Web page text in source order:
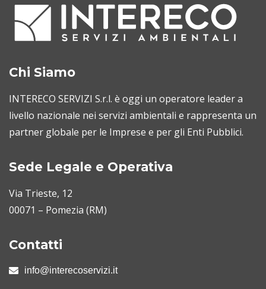
Chi Siamo
INTERECO SERVIZI S.r.l. è oggi un operatore leader a
livello nazionale nei servizi ambientali e rappresenta un
partner globale per le Imprese e per gli Enti Pubblici.
Sede Legale e Operativa
Via Trieste, 12
00071 – Pomezia (RM)
Contatti
info@interecoservizi.it